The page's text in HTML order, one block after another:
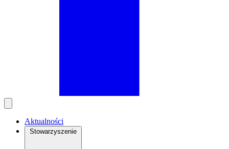
Aktualności
Stowarzyszenie